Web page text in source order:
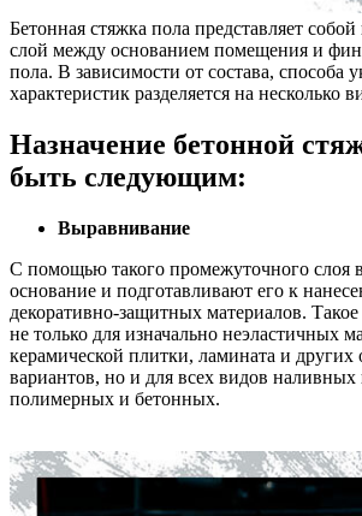
Бетонная стяжка пола представляет
слой между основанием помещения и
пола. В зависимости от состава, способа
характеристик разделяется на несколько
Назначение бетонной
быть следующим:
Выравнивание
С помощью такого промежуточного слоя
основание и подготавливают его к
декоративно-защитных материалов.
не только для изначально неэластичных
керамической плитки, ламината и других
вариантов, но и для всех видов наливных
полимерных и бетонных.